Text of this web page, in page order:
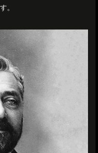
。